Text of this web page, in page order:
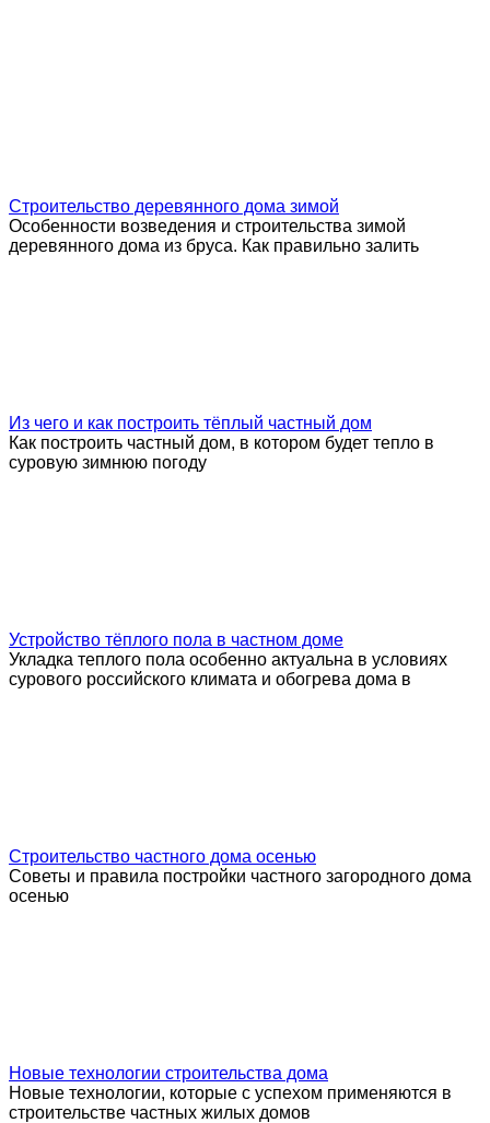
Строительство деревянного дома зимой
Особенности возведения и строительства зимой
деревянного дома из бруса. Как правильно залить
Из чего и как построить тёплый частный дом
Как построить частный дом, в котором будет тепло в
суровую зимнюю погоду
Устройство тёплого пола в частном доме
Укладка теплого пола особенно актуальна в условиях
сурового российского климата и обогрева дома в
Строительство частного дома осенью
Советы и правила постройки частного загородного дома
осенью
Новые технологии строительства дома
Новые технологии, которые с успехом применяются в
строительстве частных жилых домов